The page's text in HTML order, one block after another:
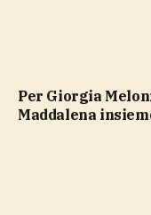
Per Giorgia Meloni qualche giorno di vacanza alla
Maddalena